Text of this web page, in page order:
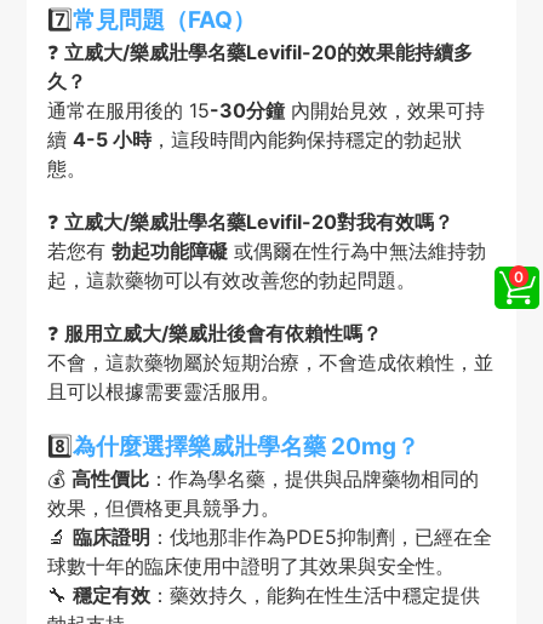
7️⃣常見問題（FAQ）
❓ 立威大/樂威壯學名藥Levifil-20的效果能持續多
久？
通常在服用後的 15-30分鐘內開始見效，效果可持
續 4-5 小時，這段時間內能夠保持穩定的勃起狀
態。
❓ 立威大/樂威壯學名藥Levifil-20對我有效嗎？
若您有 勃起功能障礙或偶爾在性行為中無法維持勃
起，這款藥物可以有效改善您的勃起問題。
❓ 服用立威大/樂威壯後會有依賴性嗎？
不會，這款藥物屬於短期治療，不會造成依賴性，並
且可以根據需要靈活服用。
8️⃣為什麼選擇樂威壯學名藥 20mg？
💰 高性價比：作為學名藥，提供與品牌藥物相同的
效果，但價格更具競爭力。
🔬 臨床證明 ：伐地那非作為PDE5抑制劑，已經在全
球數十年的臨床使用中證明了其效果與安全性。
🔧 穩定有效：藥效持久，能夠在性生活中穩定提供